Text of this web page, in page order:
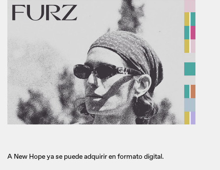
A New Hope ya se puede adquirir en formato digital.